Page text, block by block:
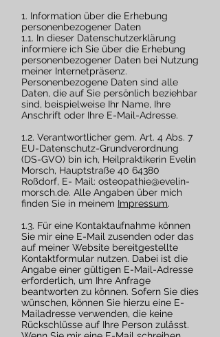
1. Information über die Erhebung
personenbezogener Daten
1.1. In dieser Datenschutzerklärung
informiere ich Sie über die Erhebung
personenbezogener Daten bei Nutzung
meiner Internetpräsenz.
Personenbezogene Daten sind alle
Daten, die auf Sie persönlich beziehbar
sind, beispielweise Ihr Name, Ihre
Anschrift oder Ihre E-Mail-Adresse.
1.2. Verantwortlicher gem. Art. 4 Abs. 7
EU-Datenschutz-Grundverordnung
(DS-GVO) bin ich, Heilpraktikerin Evelin
Morsch, Hauptstraße 40 64380
Roßdorf, E- Mail: osteopathie@evelin-
morsch.de. Alle Angaben über mich
finden Sie in meinem Impressum.
1.3. Für eine Kontaktaufnahme können
Sie mir eine E-Mail zusenden oder das
auf meiner Website bereitgestellte
Kontaktformular nutzen. Dabei ist die
Angabe einer gültigen E-Mail-Adresse
erforderlich, um Ihre Anfrage
beantworten zu können. Sofern Sie dies
wünschen, können Sie hierzu eine E-
Mailadresse verwenden, die keine
Rückschlüsse auf Ihre Person zulässt.